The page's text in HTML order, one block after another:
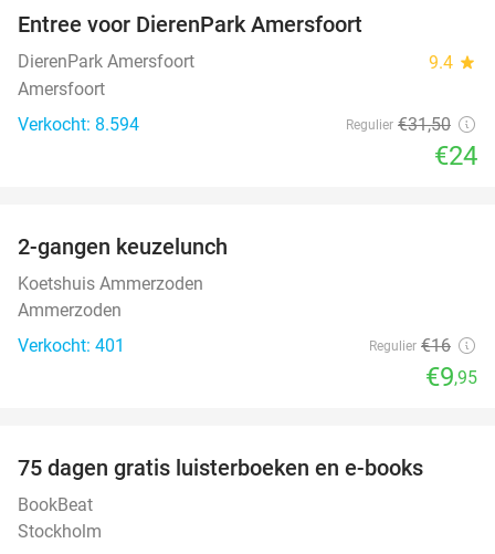
Entree voor DierenPark Amersfoort
DierenPark Amersfoort 9.4 star
Amersfoort
Verkocht: 8.594
Regulier €31,50
€24
2-gangen keuzelunch
Koetshuis Ammerzoden
Ammerzoden
Verkocht: 401
Regulier €16
€9,95
75 dagen gratis luisterboeken en e-books
BookBeat
Stockholm